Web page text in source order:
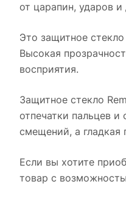
от царапин, ударов
Это защитное
Высокая
восприятия.
Защитное стекло
отпечатки пальцев
смещений, а гладкая
Если вы хотите
товар с